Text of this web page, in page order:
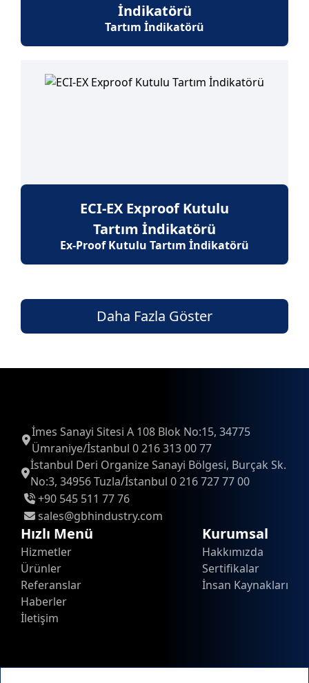
İndikatörü
Tartım İndikatörü
ECI-EX Exproof Kutulu
Tartım İndikatörü
Ex-Proof Kutulu Tartım İndikatörü
Daha Fazla Göster
İmes Sanayi Sitesi A 108 Blok No:15, 34775
Ümraniye/İstanbul 0 216 313 00 77
İstanbul Deri Organize Sanayi Bölgesi, Burçak Sk.
No:3, 34956 Tuzla/İstanbul 0 216 727 77 00
+90 545 511 77 76
sales@gbhindustry.com
Hızlı Menü
Hizmetler
Ürünler
Referanslar
Haberler
İletişim
Kurumsal
Hakkımızda
Sertifikalar
İnsan Kaynakları